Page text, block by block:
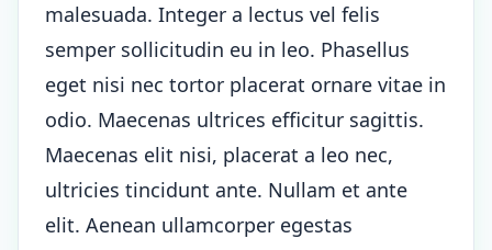
malesuada. Integer a lectus vel felis
semper sollicitudin eu in leo. Phasellus
eget nisi nec tortor placerat ornare vitae in
odio. Maecenas ultrices efficitur sagittis.
Maecenas elit nisi, placerat a leo nec,
ultricies tincidunt ante. Nullam et ante
elit. Aenean ullamcorper egestas